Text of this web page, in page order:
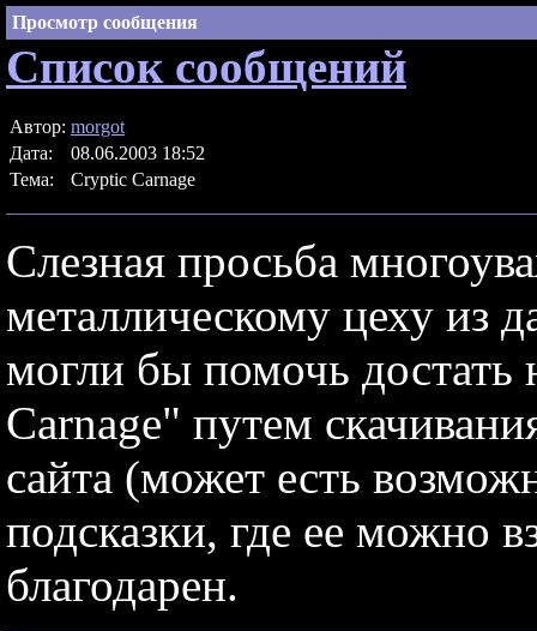
Просмотр сообщения
Список сообщений
Автор: morgot
Дата:
08.06.2003 18:52
Тема:
Cryptic Carnage
Слезная просьба
металлическому цеху из
могли бы помочь
Carnage" путем
сайта (может есть
подсказки, где ее можно
благодарен.